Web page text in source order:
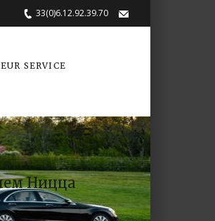
33(0)6.12.92.39.70
SERVICE
Ницца